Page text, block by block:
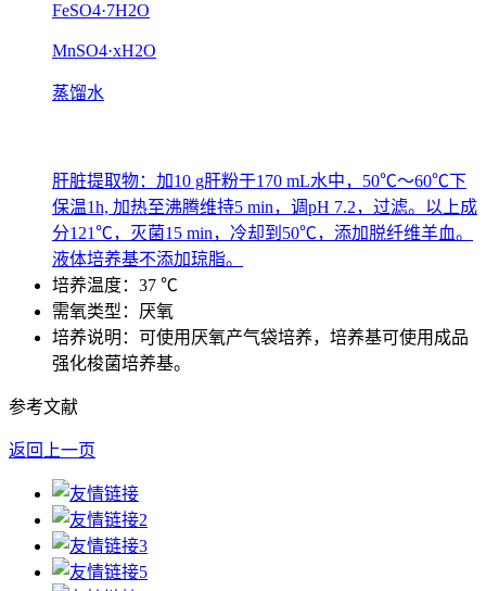
FeSO4·7H2O
MnSO4·xH2O
蒸馏水
肝脏提取物：加10 g肝粉于170 mL水中，50℃～60℃下
保温1h, 加热至沸腾维持5 min，调pH 7.2，过滤。以上成
分121℃，灭菌15 min，冷却到50℃，添加脱纤维羊血。
液体培养基不添加琼脂。
培养温度：37 ℃
需氧类型：厌氧
培养说明：可使用厌氧产气袋培养，培养基可使用成品
强化梭菌培养基。
参考文献
返回上一页